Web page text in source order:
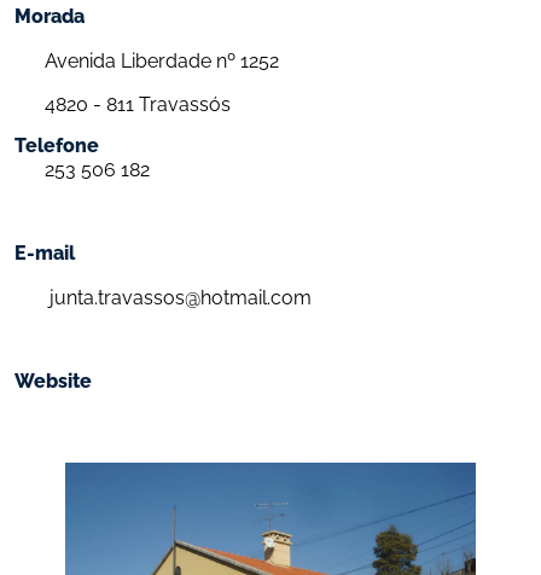
Morada
Avenida Liberdade nº 1252
4820 - 811 Travassós
Telefone
253 506 182
E-mail
junta.travassos@hotmail.com